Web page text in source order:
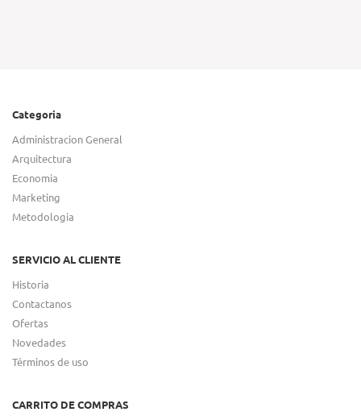
Categoria
Administracion General
Arquitectura
Economia
Marketing
Metodologia
SERVICIO AL CLIENTE
Historia
Contactanos
Ofertas
Novedades
Términos de uso
CARRITO DE COMPRAS